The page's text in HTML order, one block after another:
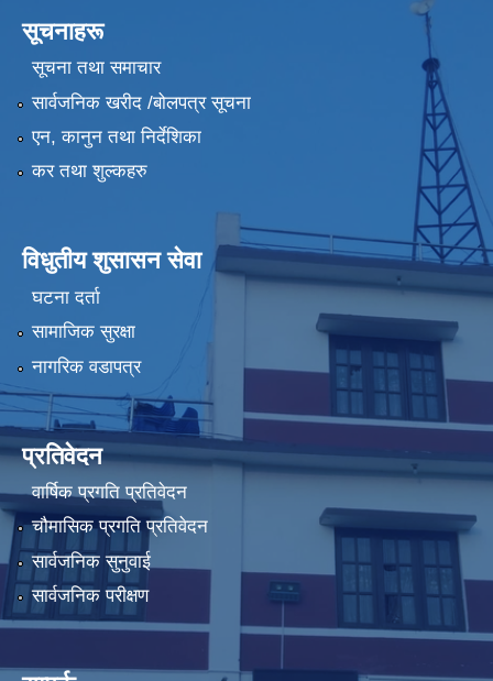
सूचनाहरू
सूचना तथा समाचार
सार्वजनिक खरीद /बोलपत्र सूचना
एन, कानुन तथा निर्देशिका
कर तथा शुल्कहरु
विधुतीय शुसासन सेवा
घटना दर्ता
सामाजिक सुरक्षा
नागरिक वडापत्र
प्रतिवेदन
वार्षिक प्रगति प्रतिवेदन
चौमासिक प्रगति प्रतिवेदन
सार्वजनिक सुनुवाई
सार्वजनिक परीक्षण